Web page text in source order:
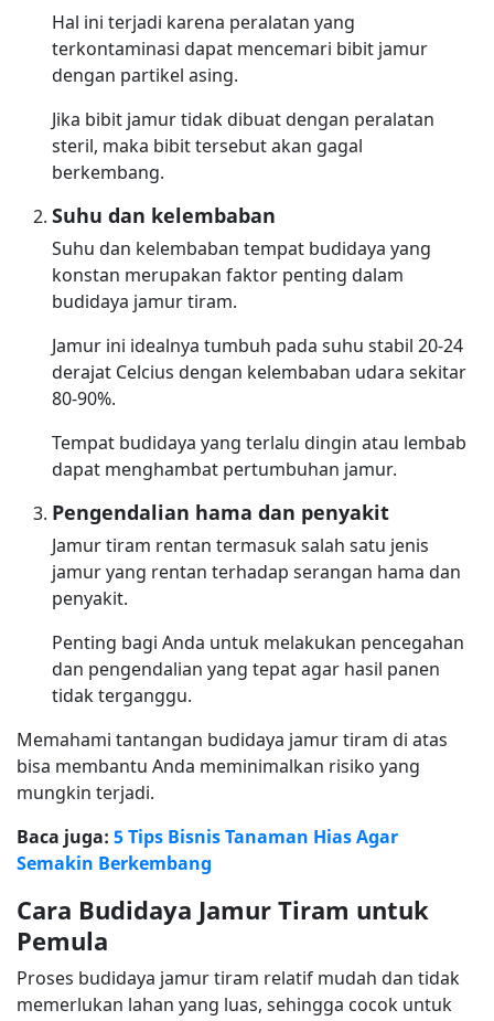
Hal ini terjadi karena peralatan yang
terkontaminasi dapat mencemari bibit jamur
dengan partikel asing.
Jika bibit jamur tidak dibuat dengan peralatan
steril, maka bibit tersebut akan gagal
berkembang.
Suhu dan kelembaban
Suhu dan kelembaban tempat budidaya yang
konstan merupakan faktor penting dalam
budidaya jamur tiram.
Jamur ini idealnya tumbuh pada suhu stabil 20-24
derajat Celcius dengan kelembaban udara sekitar
80-90%.
Tempat budidaya yang terlalu dingin atau lembab
dapat menghambat pertumbuhan jamur.
Pengendalian hama dan penyakit
Jamur tiram rentan termasuk salah satu jenis
jamur yang rentan terhadap serangan hama dan
penyakit.
Penting bagi Anda untuk melakukan pencegahan
dan pengendalian yang tepat agar hasil panen
tidak terganggu.
Memahami tantangan budidaya jamur tiram di atas
bisa membantu Anda meminimalkan risiko yang
mungkin terjadi.
Baca juga: 5 Tips Bisnis Tanaman Hias Agar
Semakin Berkembang
Cara Budidaya Jamur Tiram untuk
Pemula
Proses budidaya jamur tiram relatif mudah dan tidak
memerlukan lahan yang luas, sehingga cocok untuk